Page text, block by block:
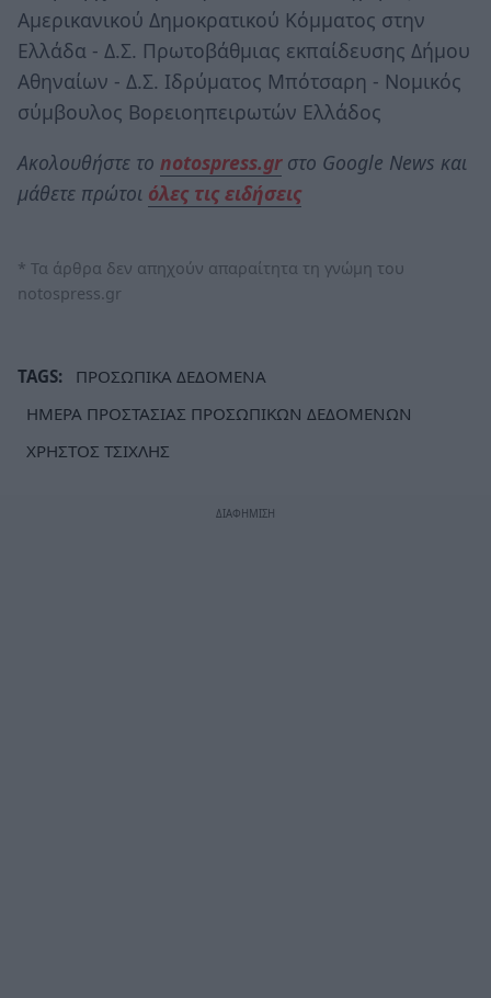
Αμερικανικού Δημοκρατικού Κόμματος στην
Ελλάδα - Δ.Σ. Πρωτοβάθμιας εκπαίδευσης Δήμου
Αθηναίων - Δ.Σ. Ιδρύματος Μπότσαρη - Νομικός
σύμβουλος Βορειοηπειρωτών Ελλάδος
Ακολουθήστε το notospress.grστο Google News και
μάθετε πρώτοι όλες τις ειδήσεις
* Τα άρθρα δεν απηχούν απαραίτητα τη γνώμη του
notospress.gr
TAGS:
ΠΡΟΣΩΠΙΚΑ ΔΕΔΟΜΕΝΑ
ΗΜΕΡΑ ΠΡΟΣΤΑΣΙΑΣ ΠΡΟΣΩΠΙΚΩΝ ΔΕΔΟΜΕΝΩΝ
ΧΡΗΣΤΟΣ ΤΣΙΧΛΗΣ